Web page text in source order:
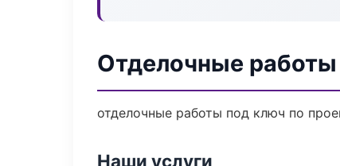
Отделочные
отделочные работы под ключ по
Наши услуги